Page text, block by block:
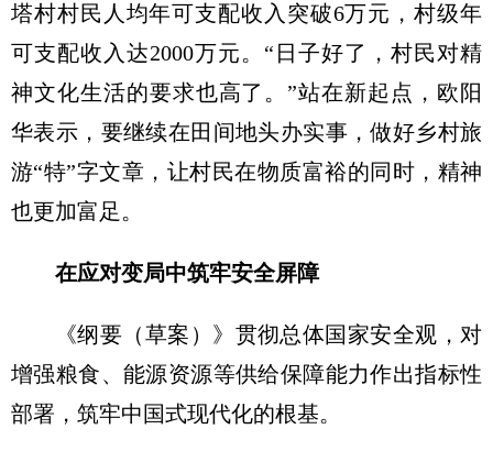
塔村村民人均年可支配收入突破6万元，村级年
可支配收入达2000万元。“日子好了，村民对精
神文化生活的要求也高了。”站在新起点，欧阳
华表示，要继续在田间地头办实事，做好乡村旅
游“特”字文章，让村民在物质富裕的同时，精神
也更加富足。
在应对变局中筑牢安全屏障
《纲要（草案）》贯彻总体国家安全观，对
增强粮食、能源资源等供给保障能力作出指标性
部署，筑牢中国式现代化的根基。